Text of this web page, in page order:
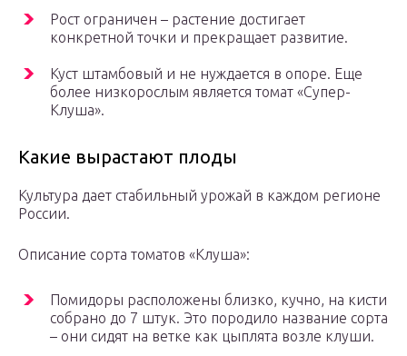
Рост ограничен – растение достигает
конкретной точки и прекращает развитие.
Куст штамбовый и не нуждается в опоре. Еще
более низкорослым является томат «Супер-
Клуша».
Какие вырастают плоды
Культура дает стабильный урожай в каждом регионе
России.
Описание сорта томатов «Клуша»:
Помидоры расположены близко, кучно, на кисти
собрано до 7 штук. Это породило название сорта
– они сидят на ветке как цыплята возле клуши.